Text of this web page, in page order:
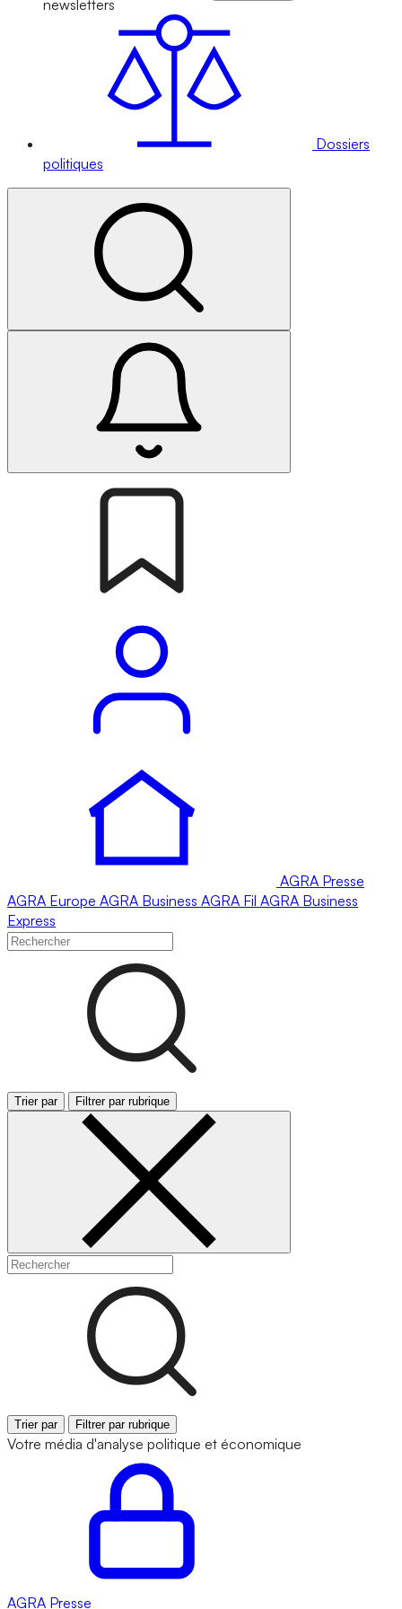
newsletters
Dossiers
politiques
AGRA Presse
AGRA Europe AGRA Business AGRA Fil AGRA Business
Express
Trier par Filtrer par rubrique
Trier par Filtrer par rubrique
Votre média d'analyse politique et économique
AGRA Presse